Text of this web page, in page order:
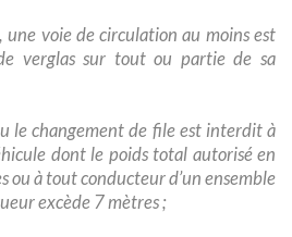
une voie de circulation au moins est
verglas sur tout ou partie de sa
le changement de file est interdit à
dont le poids total autorisé en
ou à tout conducteur d’un ensemble
excède 7 mètres ;